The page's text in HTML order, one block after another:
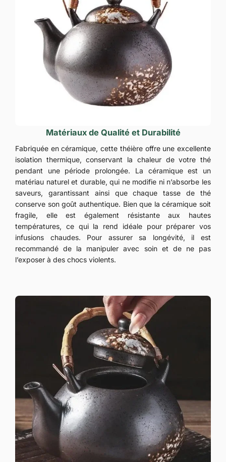
Matériaux de Qualité et Durabilité
Fabriquée en céramique, cette théière offre une excellente
isolation thermique, conservant la chaleur de votre thé
pendant une période prolongée. La céramique est un
matériau naturel et durable, qui ne modifie ni n’absorbe les
saveurs, garantissant ainsi que chaque tasse de thé
conserve son goût authentique. Bien que la céramique soit
fragile, elle est également résistante aux hautes
températures, ce qui la rend idéale pour préparer vos
infusions chaudes. Pour assurer sa longévité, il est
recommandé de la manipuler avec soin et de ne pas
l’exposer à des chocs violents.